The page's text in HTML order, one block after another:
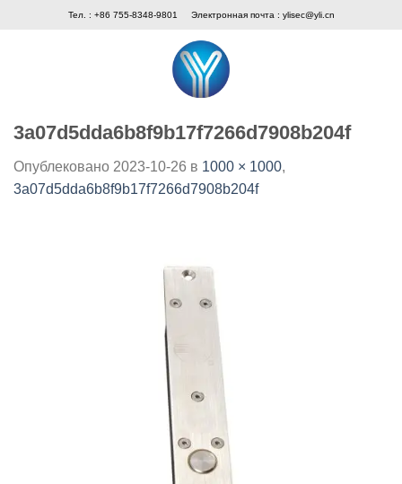
Тел. : +86 755-8348-9801 Электронная почта : ylisec@yli.cn
3a07d5dda6b8f9b17f7266d7908b204f
Опублековано 2023-10-26 в 1000 × 1000,
3a07d5dda6b8f9b17f7266d7908b204f